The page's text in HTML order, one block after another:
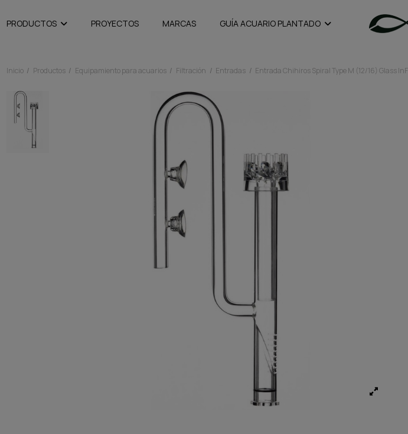
PRODUCTOS PROYECTOS MARCAS GUÍA ACUARIO PLANTADO
Inicio Productos Equipamiento para acuarios Filtración Entradas Entrada Chihiros Spiral Type M (12/16) Glass